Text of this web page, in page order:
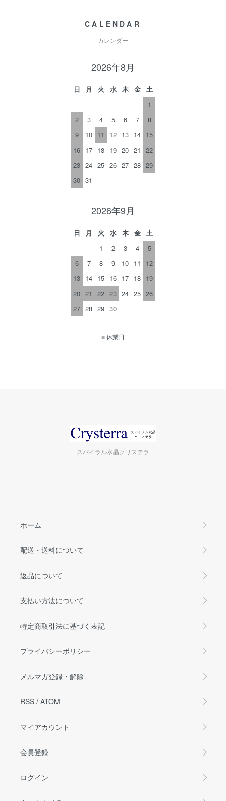
CALENDAR
カレンダー
2026年8月
日 月 火 水 木 金
土
1
2
3 4 5 6 7
8
9
10 11 12 13 14 15
16 17 18 19 20 21
22
23 24 25 26 27 28 29
30 31
2026年9月
日 月 火 水 木 金
土
1
2 3 4
5
6
7 8 9 10 11
12
13 14 15 16 17 18 19
20 21 22 23 24 25 26
27 28 29 30
■休業日
スパイラル水晶クリステラ
ホーム
配送・送料について
返品について
支払い方法について
特定商取引法に基づく表記
プライバシーポリシー
メルマガ登録・解除
RSS / ATOM
マイアカウント
会員登録
ログイン